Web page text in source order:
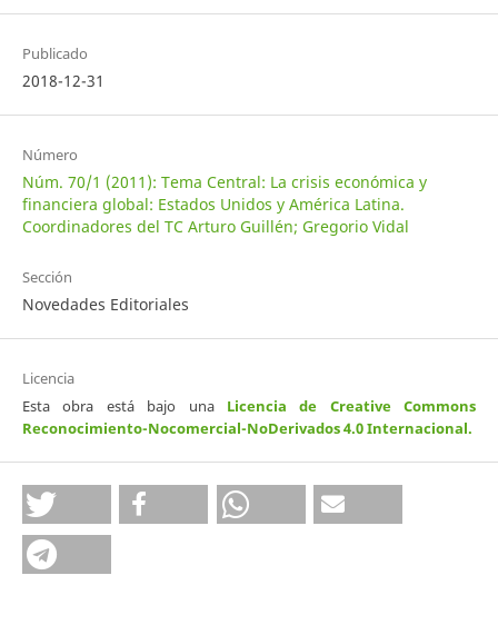
Publicado
2018-12-31
Número
Núm. 70/1 (2011): Tema Central: La crisis económica y
financiera global: Estados Unidos y América Latina.
Coordinadores del TC Arturo Guillén; Gregorio Vidal
Sección
Novedades Editoriales
Licencia
Esta obra está bajo una Licencia de Creative Commons
Reconocimiento-Nocomercial-NoDerivados 4.0 Internacional.